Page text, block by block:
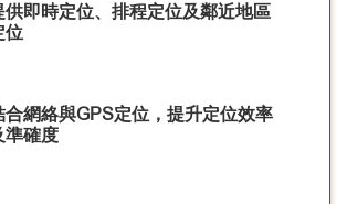
供即時定位、排程定位及鄰近地區
位
合網絡與GPS定位，提升定位效率
準確度